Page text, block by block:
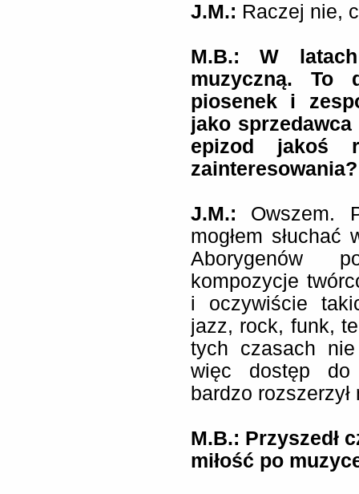
J.M.: Raczej nie,
M.B.: W
muzyczną. To
piosenek i
jako
epizod jakoś
zainteresowania?
J.M.: Owszem.
mogłem
Aborygenów
kompozycje
i oczywiście
jazz, rock, funk,
tych czasach nie
więc dostęp do
bardzo
M.B.: Przyszedł
miłość po